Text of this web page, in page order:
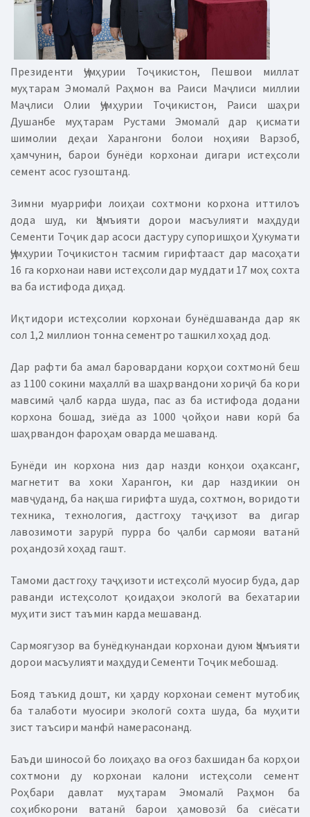
Президенти Ҷумҳурии Тоҷикистон, Пешвои миллат
муҳтарам Эмомалӣ Раҳмон ва Раиси Маҷлиси миллии
Маҷлиси Олии Ҷумҳурии Тоҷикистон, Раиси шаҳри
Душанбе муҳтарам Рустами Эмомалӣ дар қисмати
шимолии деҳаи Харангони болои ноҳияи Варзоб,
ҳамчунин, барои бунёди корхонаи дигари истеҳсоли
семент асос гузоштанд.
Зимни муаррифи лоиҳаи сохтмони корхона иттилоъ
дода шуд, ки Ҷамъияти дорои масъулияти маҳдуди
Сементи Тоҷик дар асоси дастуру супоришҳои Ҳукумати
Ҷумҳурии Тоҷикистон тасмим гирифтааст дар масоҳати
16 га корхонаи нави истеҳсоли дар муддати 17 моҳ сохта
ва ба истифода диҳад.
Иқтидори истеҳсолии корхонаи бунёдшаванда дар як
сол 1,2 миллион тонна сементро ташкил хоҳад дод.
Дар рафти ба амал баровардани корҳои сохтмонӣ беш
аз 1100 сокини маҳаллӣ ва шаҳрвандони хориҷӣ ба кори
мавсимӣ ҷалб карда шуда, пас аз ба истифода додани
корхона бошад, зиёда аз 1000 ҷойҳои нави корӣ ба
шаҳрвандон фароҳам оварда мешаванд.
Бунёди ин корхона низ дар назди конҳои оҳаксанг,
магнетит ва хоки Харангон, ки дар наздикии он
мавҷуданд, ба нақша гирифта шуда, сохтмон, воридоти
техника, технология, дастгоҳу таҷҳизот ва дигар
лавозимоти зарурӣ пурра бо ҷалби сармояи ватанӣ
роҳандозӣ хоҳад гашт.
Тамоми дастгоҳу таҷҳизоти истеҳсолӣ муосир буда, дар
раванди истеҳсолот қоидаҳои экологӣ ва бехатарии
муҳити зист таъмин карда мешаванд.
Сармоягузор ва бунёдкунандаи корхонаи дуюм Ҷамъияти
дорои масъулияти маҳдуди Сементи Тоҷик мебошад.
Бояд таъкид дошт, ки ҳарду корхонаи семент мутобиқ
ба талаботи муосири экологӣ сохта шуда, ба муҳити
зист таъсири манфӣ намерасонанд.
Баъди шиносоӣ бо лоиҳаҳо ва оғоз бахшидан ба корҳои
сохтмони ду корхонаи калони истеҳсоли семент
Роҳбари давлат муҳтарам Эмомалӣ Раҳмон ба
соҳибкорони ватанӣ барои ҳамовозӣ ба сиёсати